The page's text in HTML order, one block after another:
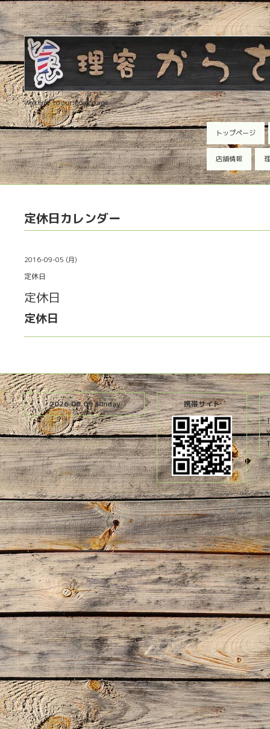
Welcome to our homepage
トップページ
店舗情報
定休日カレンダー
2016-09-05 (月)
定休日
定休日
定休日
2026.08.09 Sunday 携帯サイト